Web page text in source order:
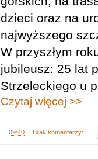
dzieci oraz na
najwyższego
W przyszłym
jubileusz: 25 lat
Strzeleckiego u
Czytaj więcej >>
09:40 Brak komentarzy: